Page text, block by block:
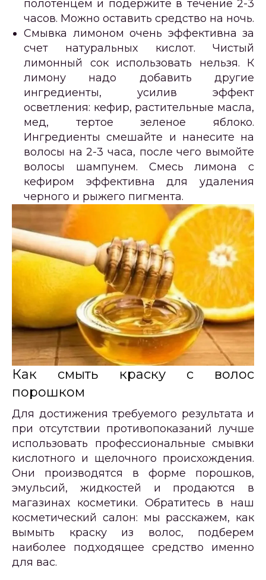
полотенцем и подержите в течение 2-3
часов. Можно оставить средство на ночь.
Смывка лимоном очень эффективна за
счет натуральных кислот. Чистый
лимонный сок использовать нельзя. К
лимону надо добавить другие
ингредиенты, усилив эффект
осветления: кефир, растительные масла,
мед, тертое зеленое яблоко.
Ингредиенты смешайте и нанесите на
волосы на 2-3 часа, после чего вымойте
волосы шампунем. Смесь лимона с
кефиром эффективна для удаления
черного и рыжего пигмента.
Как смыть краску с волос
порошком
Для достижения требуемого результата и
при отсутствии противопоказаний лучше
использовать профессиональные смывки
кислотного и щелочного происхождения.
Они производятся в форме порошков,
эмульсий, жидкостей и продаются в
магазинах косметики. Обратитесь в наш
косметический салон: мы расскажем, как
вымыть краску из волос, подберем
наиболее подходящее средство именно
для вас.